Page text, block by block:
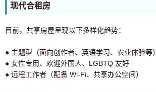
现代合租房
目前，共享房屋呈现以下多样化趋势：
● 主题型（面向创作者、英语学习、农业体验等）
● 女性专用、欢迎外国人、LGBTQ 友好
● 远程工作者（配备 Wi-Fi、共享办公空间）